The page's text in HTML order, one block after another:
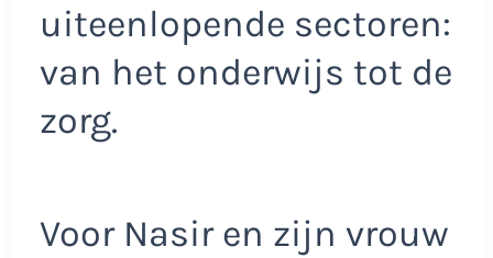
uiteenlopende sectoren:
van het onderwijs tot de
zorg.
Voor Nasir en zijn vrouw